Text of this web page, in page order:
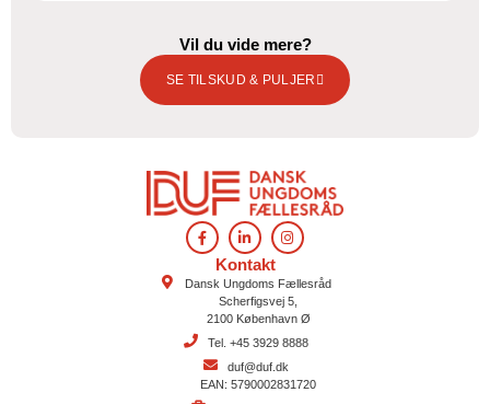
Vil du vide mere?
SE TILSKUD & PULJER
Kontakt
Dansk Ungdoms Fællesråd
Scherfigsvej 5,
2100 København Ø
Tel. +45 3929 8888
duf@duf.dk
EAN: 5790002831720